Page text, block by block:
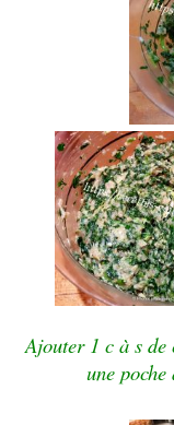
Ajouter 1 c à s de
une